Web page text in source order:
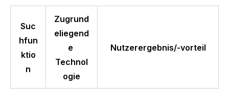
Suc
hfun
ktio
n
Zugrund
eliegend
e
Technol
ogie
Nutzerergebnis/-vorteil